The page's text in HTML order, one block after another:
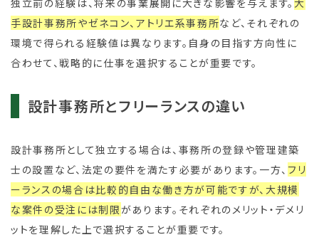
独立前の経験は、将来の事業展開に大きな影響を与えます。大
手設計事務所やゼネコン、アトリエ系事務所など、それぞれの
環境で得られる経験値は異なります。自身の目指す方向性に
合わせて、戦略的に仕事を選択することが重要です。
設計事務所とフリーランスの違い
設計事務所として独立する場合は、事務所の登録や管理建築
士の設置など、法定の要件を満たす必要があります。一方、 フリ
ーランスの場合は比較的自由な働き方が可能ですが、大規模
な案件の受注には制限があります。それぞれのメリット・デメリ
ットを理解した上で選択することが重要です。